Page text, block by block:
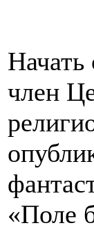
член
«Поле